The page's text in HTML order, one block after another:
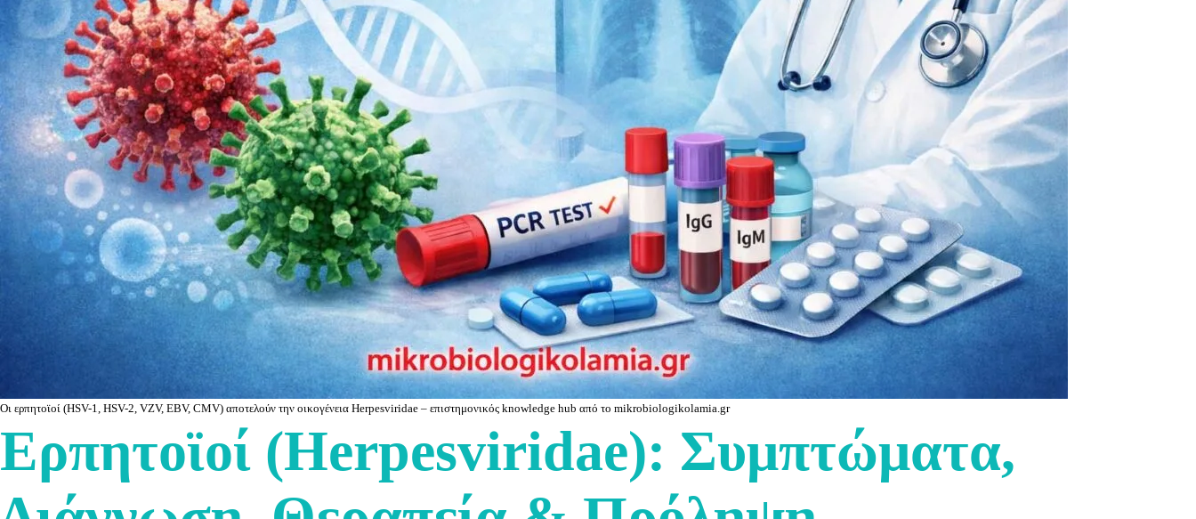
Οι ερπητοϊοί (HSV-1, HSV-2, VZV, EBV, CMV) αποτελούν την οικογένεια Herpesviridae – επιστημονικός knowledge hub από το mikrobiologikolamia.gr
Ερπητοϊοί (Herpesviridae): Συμπτώματα,